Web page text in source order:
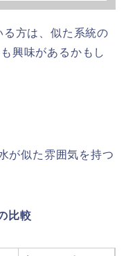
方は、似た系統の
興味があるかもし
が似た雰囲気を持つ
比較